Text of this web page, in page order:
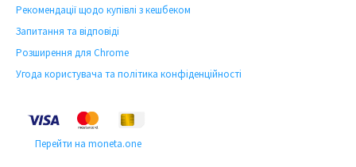
Рекомендації щодо купівлі з кешбеком
Запитання та відповіді
Розширення для Chrome
Угода користувача та політика конфіденційності
Перейти на moneta.one